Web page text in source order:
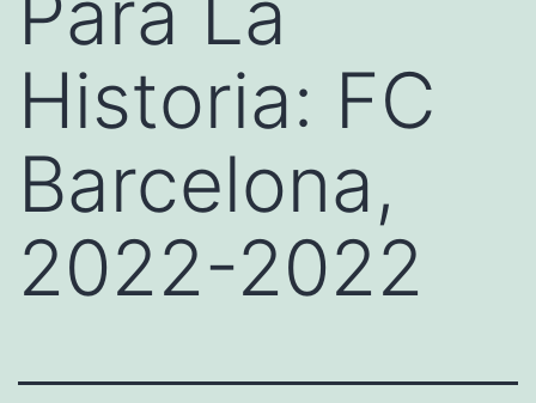
Historia: FC
Barcelona,
2022-2022